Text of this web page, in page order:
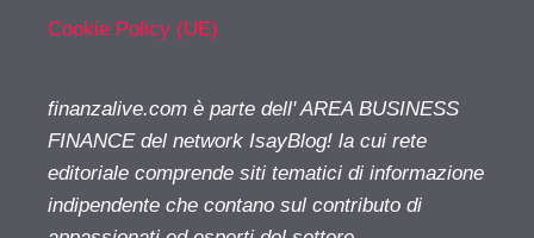
Cookie Policy (UE)
finanzalive.com è parte dell' AREA BUSINESS
FINANCE del network IsayBlog! la cui rete
editoriale comprende siti tematici di informazione
indipendente che contano sul contributo di